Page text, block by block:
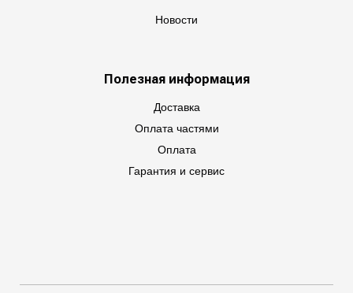
Новости
Полезная информация
Доставка
Оплата частями
Оплата
Гарантия и сервис